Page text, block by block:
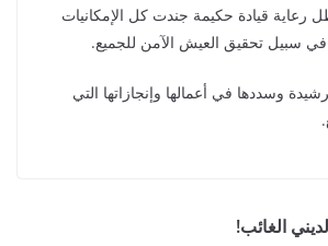
رعاية قيادة حكيمة جندت كل الإمكانيات
سبيل تحقيق العيش الآمن للجميع.
وسددها في أعمالها وإنجازاتها التي
الغائب!